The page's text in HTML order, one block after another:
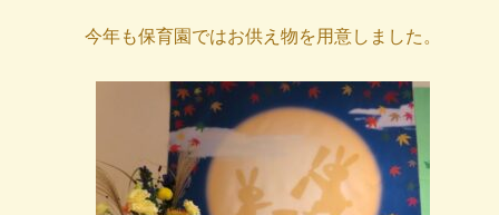
今年も保育園ではお供え物を用意しました。